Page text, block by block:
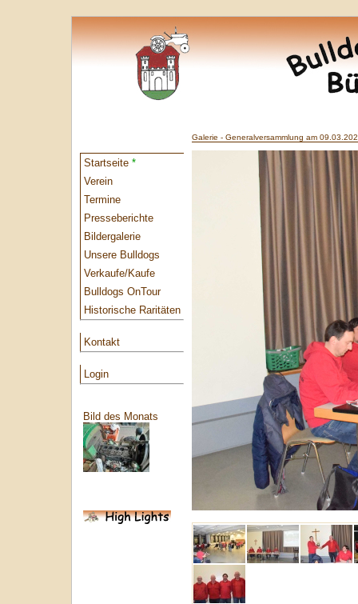
Startseite *
Verein
Termine
Presseberichte
Bildergalerie
Unsere Bulldogs
Verkaufe/Kaufe
Bulldogs OnTour
Historische Raritäten
Kontakt
Login
Bild des Monats
Galerie - Generalversammlung am